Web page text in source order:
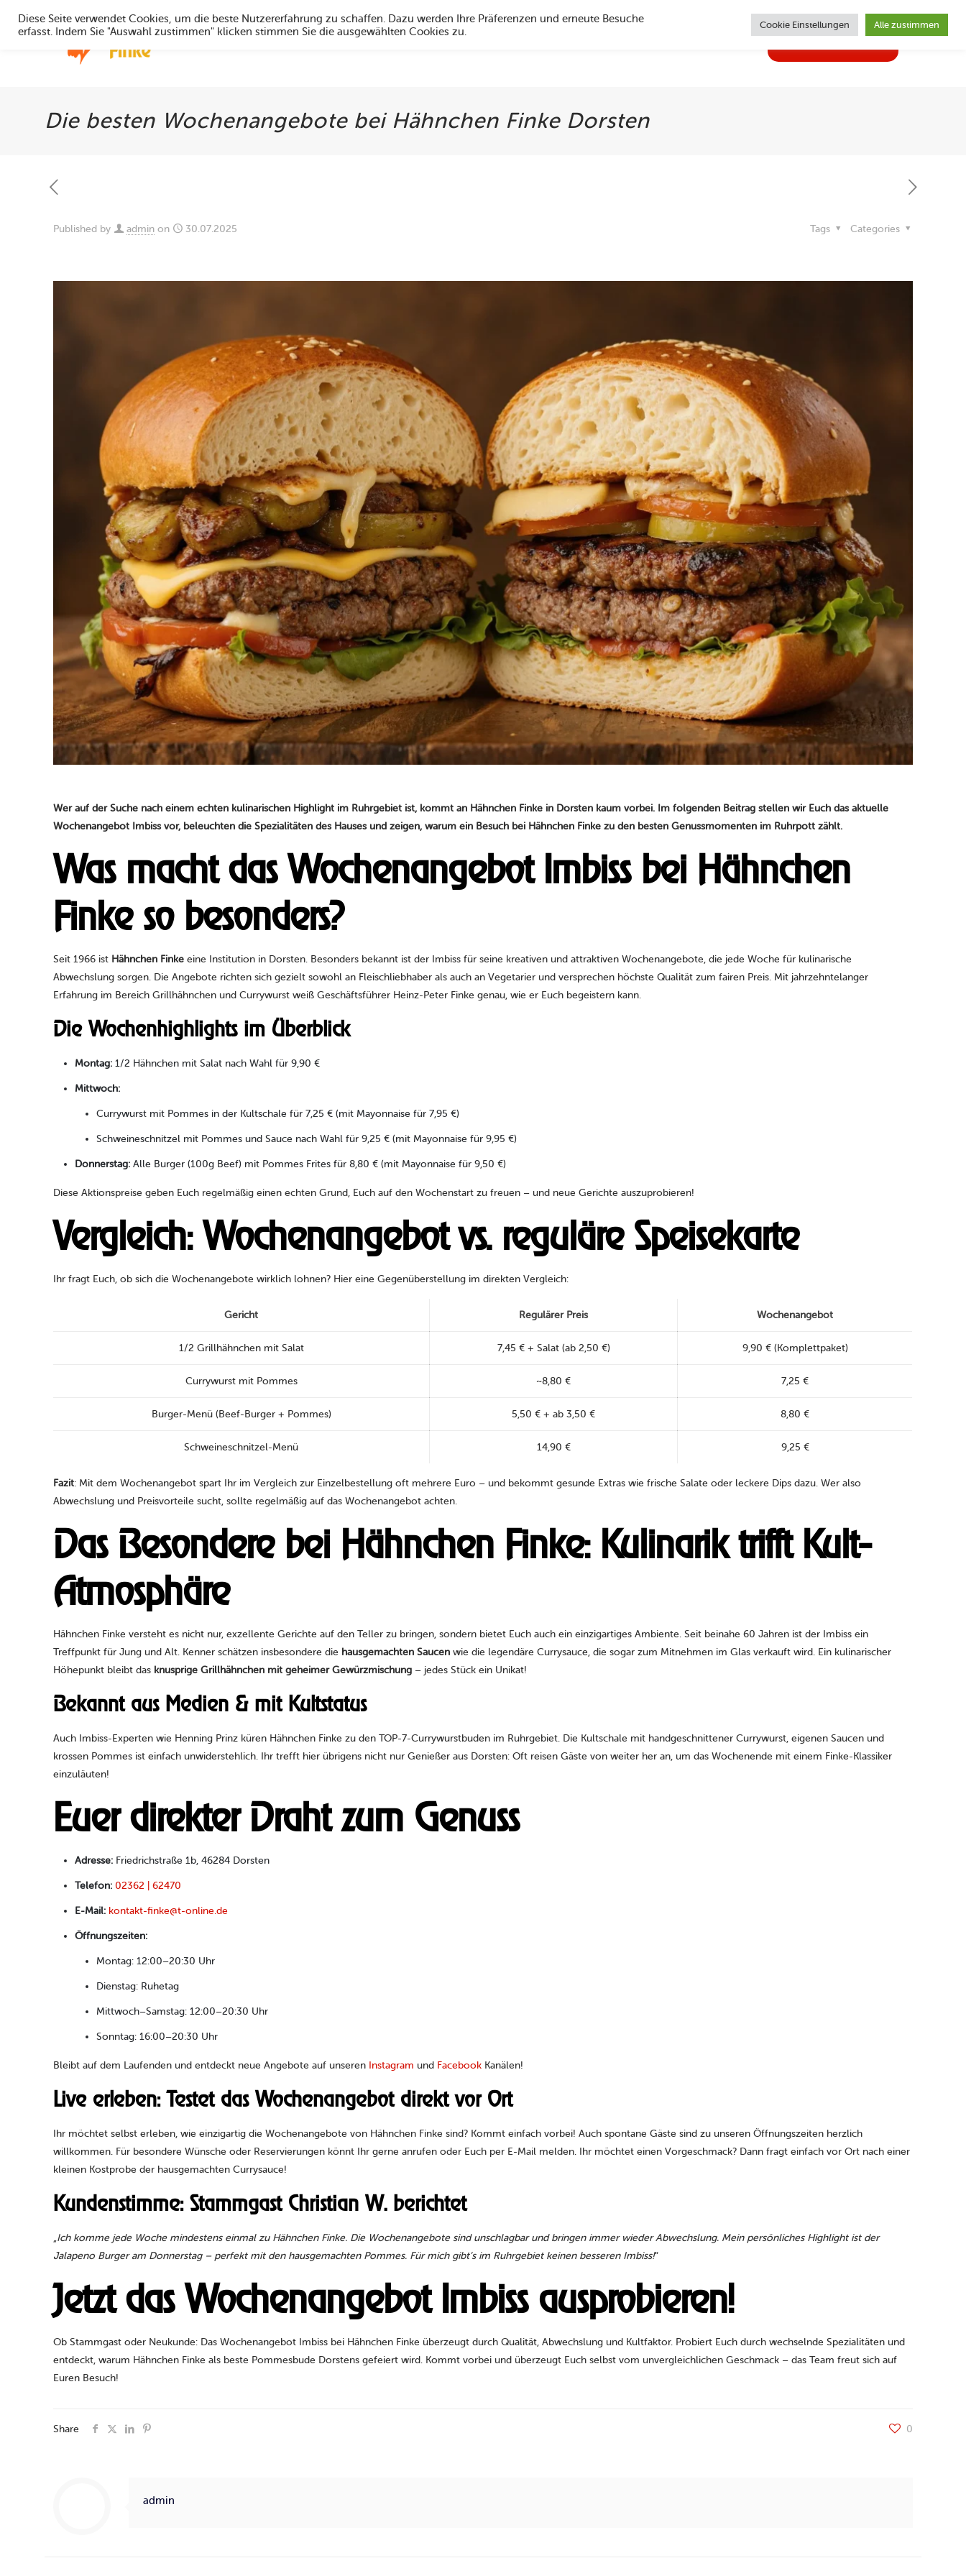
Die besten Wochenangebote bei Hähnchen Finke Dorsten
Published by admin on 30.07.2025 Categories
Tags
Wer auf der Suche nach einem echten kulinarischen Highlight im Ruhrgebiet ist, kommt an Hähnchen Finke in Dorsten kaum vorbei. Im folgenden Beitrag stellen wir Euch das aktuelle
Wochenangebot Imbiss vor, beleuchten die Spezialitäten des Hauses und zeigen, warum ein Besuch bei Hähnchen Finke zu den besten Genussmomenten im Ruhrpott zählt.
Was macht das Wochenangebot Imbiss bei Hähnchen
Finke so besonders?
Seit 1966 ist Hähnchen Finke eine Institution in Dorsten. Besonders bekannt ist der Imbiss für seine kreativen und attraktiven Wochenangebote, die jede Woche für kulinarische
Abwechslung sorgen. Die Angebote richten sich gezielt sowohl an Fleischliebhaber als auch an Vegetarier und versprechen höchste Qualität zum fairen Preis. Mit jahrzehntelanger
Erfahrung im Bereich Grillhähnchen und Currywurst weiß Geschäftsführer Heinz-Peter Finke genau, wie er Euch begeistern kann.
Die Wochenhighlights im Überblick
Montag: 1/2 Hähnchen mit Salat nach Wahl für 9,90 €
Mittwoch:
Currywurst mit Pommes in der Kultschale für 7,25 € (mit Mayonnaise für 7,95 €)
Schweineschnitzel mit Pommes und Sauce nach Wahl für 9,25 € (mit Mayonnaise für 9,95 €)
Donnerstag: Alle Burger (100g Beef) mit Pommes Frites für 8,80 € (mit Mayonnaise für 9,50 €)
Diese Aktionspreise geben Euch regelmäßig einen echten Grund, Euch auf den Wochenstart zu freuen – und neue Gerichte auszuprobieren!
Vergleich: Wochenangebot vs. reguläre Speisekarte
Ihr fragt Euch, ob sich die Wochenangebote wirklich lohnen? Hier eine Gegenüberstellung im direkten Vergleich:
Gericht Regulärer Preis Wochenangebot
1/2 Grillhähnchen mit Salat 7,45 € + Salat (ab 2,50 €) 9,90 € (Komplettpaket)
Currywurst mit Pommes ~8,80 € 7,25 €
Burger-Menü (Beef-Burger + Pommes) 5,50 € + ab 3,50 € 8,80 €
Schweineschnitzel-Menü 14,90 € 9,25 €
Fazit: Mit dem Wochenangebot spart Ihr im Vergleich zur Einzelbestellung oft mehrere Euro – und bekommt gesunde Extras wie frische Salate oder leckere Dips dazu. Wer also
Abwechslung und Preisvorteile sucht, sollte regelmäßig auf das Wochenangebot achten.
Das Besondere bei Hähnchen Finke: Kulinarik trifft Kult-
Atmosphäre
Hähnchen Finke versteht es nicht nur, exzellente Gerichte auf den Teller zu bringen, sondern bietet Euch auch ein einzigartiges Ambiente. Seit beinahe 60 Jahren ist der Imbiss ein
Treffpunkt für Jung und Alt. Kenner schätzen insbesondere die hausgemachten Saucen wie die legendäre Currysauce, die sogar zum Mitnehmen im Glas verkauft wird. Ein kulinarischer
Höhepunkt bleibt das knusprige Grillhähnchen mit geheimer Gewürzmischung – jedes Stück ein Unikat!
Bekannt aus Medien & mit Kultstatus
Auch Imbiss-Experten wie Henning Prinz küren Hähnchen Finke zu den TOP-7-Currywurstbuden im Ruhrgebiet. Die Kultschale mit handgeschnittener Currywurst, eigenen Saucen und
krossen Pommes ist einfach unwiderstehlich. Ihr trefft hier übrigens nicht nur Genießer aus Dorsten: Oft reisen Gäste von weiter her an, um das Wochenende mit einem Finke-Klassiker
einzuläuten!
Euer direkter Draht zum Genuss
Adresse: Friedrichstraße 1b, 46284 Dorsten
Telefon: 02362 | 62470
E-Mail: kontakt-finke@t-online.de
Öffnungszeiten:
Montag: 12:00–20:30 Uhr
Dienstag: Ruhetag
Mittwoch–Samstag: 12:00–20:30 Uhr
Sonntag: 16:00–20:30 Uhr
Bleibt auf dem Laufenden und entdeckt neue Angebote auf unseren Instagram und Facebook Kanälen!
Live erleben: Testet das Wochenangebot direkt vor Ort
Ihr möchtet selbst erleben, wie einzigartig die Wochenangebote von Hähnchen Finke sind? Kommt einfach vorbei! Auch spontane Gäste sind zu unseren Öffnungszeiten herzlich
willkommen. Für besondere Wünsche oder Reservierungen könnt Ihr gerne anrufen oder Euch per E-Mail melden. Ihr möchtet einen Vorgeschmack? Dann fragt einfach vor Ort nach einer
kleinen Kostprobe der hausgemachten Currysauce!
Kundenstimme: Stammgast Christian W. berichtet
„Ich komme jede Woche mindestens einmal zu Hähnchen Finke. Die Wochenangebote sind unschlagbar und bringen immer wieder Abwechslung. Mein persönliches Highlight ist der
Jalapeno Burger am Donnerstag – perfekt mit den hausgemachten Pommes. Für mich gibt’s im Ruhrgebiet keinen besseren Imbiss!“
Jetzt das Wochenangebot Imbiss ausprobieren!
Ob Stammgast oder Neukunde: Das Wochenangebot Imbiss bei Hähnchen Finke überzeugt durch Qualität, Abwechslung und Kultfaktor. Probiert Euch durch wechselnde Spezialitäten und
entdeckt, warum Hähnchen Finke als beste Pommesbude Dorstens gefeiert wird. Kommt vorbei und überzeugt Euch selbst vom unvergleichlichen Geschmack – das Team freut sich auf
Euren Besuch!
Share 0
admin
Diese Seite verwendet Cookies, um die beste Nutzererfahrung zu schaffen. Dazu werden Ihre Präferenzen und erneute Besuche
erfasst. Indem Sie "Auswahl zustimmen" klicken stimmen Sie die ausgewählten Cookies zu.
Cookie Einstellungen Alle zustimmen